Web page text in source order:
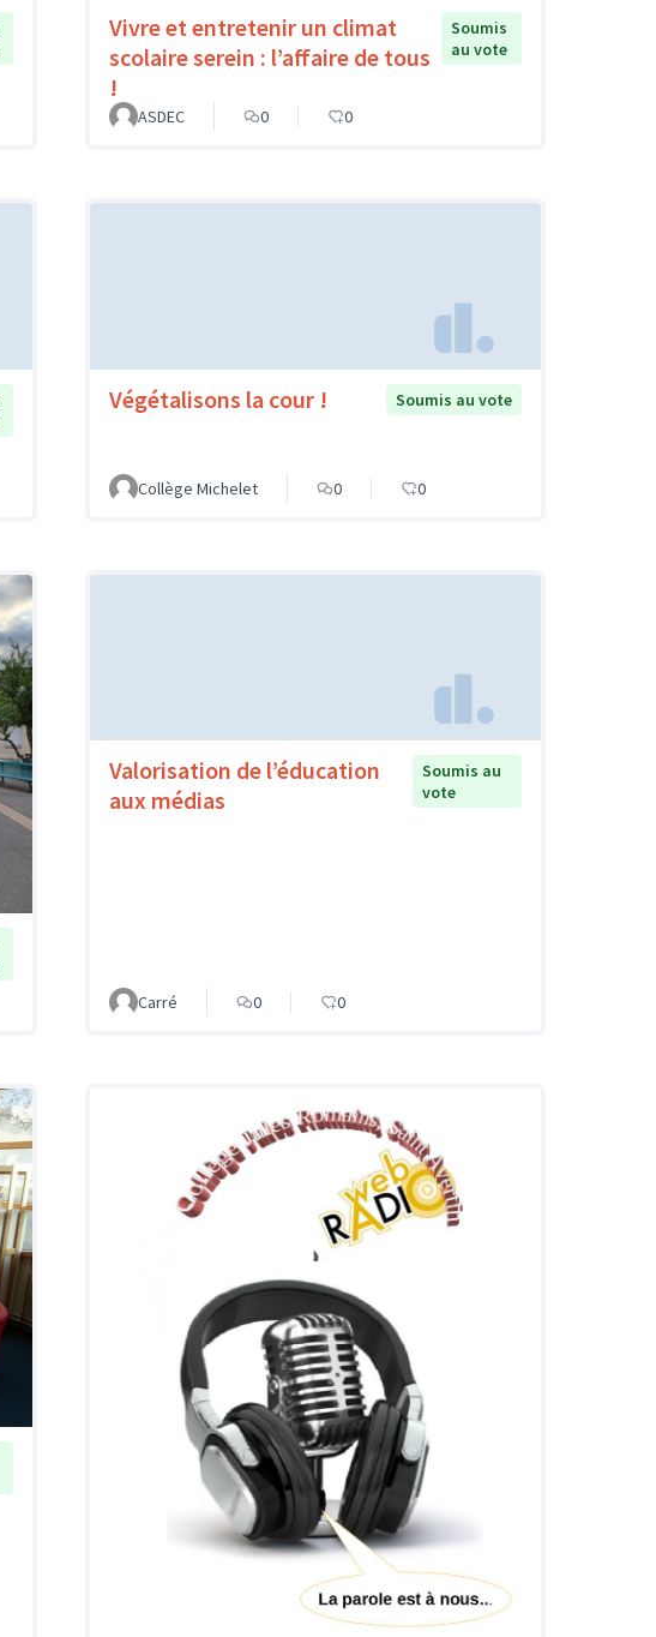
Vivre et entretenir un climat
scolaire serein : l’affaire de tous
!
Soumis
au vote
ASDEC 0 0
Végétalisons la cour ! Soumis au vote
Collège Michelet 0 0
Valorisation de l’éducation
aux médias
Soumis au
vote
Carré 0 0